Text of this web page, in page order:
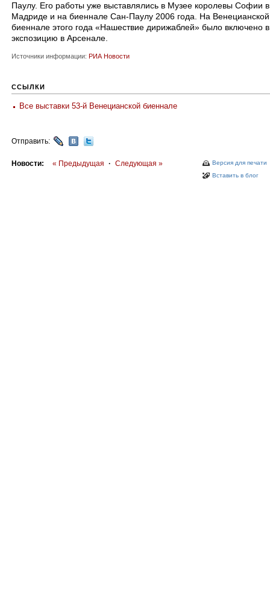
Паулу. Его работы уже выставлялись в Музее королевы Софии в
Мадриде и на биеннале Сан-Паулу 2006 года. На Венецианской
биеннале этого года «Нашествие дирижаблей» было включено в
экспозицию в Арсенале.
Источники информации: РИА Новости
ССЫЛКИ
Все выставки 53-й Венецианской биеннале
Отправить:
Версия для печати
Вставить в блог
Новости: « Предыдущая · Следующая »